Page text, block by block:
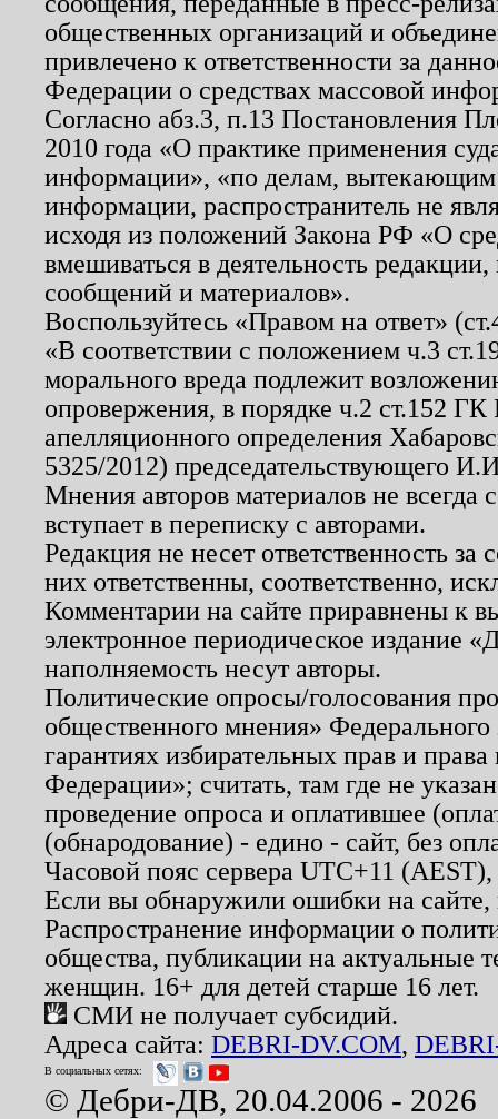
общественных организаций и
привлечено к ответственности за
Федерации о средствах массовой
Согласно абз.3, п.13 Постановления
2010 года «О практике применения
информации», «по делам, вытекающим
информации, распространитель не
исходя из положений Закона РФ «О
вмешиваться в деятельность
сообщений и материалов».
Воспользуйтесь «Правом на ответ»
«В соответствии с положением ч.3
морального вреда подлежит
опровержения, в порядке ч.2 ст.152
апелляционного определения
5325/2012) председательствующего
Мнения авторов материалов не
вступает в переписку с авторами.
Редакция не несет ответственность
них ответственны, соответственно,
Комментарии на сайте приравнены к
электронное периодическое издание
наполняемость несут авторы.
Политические опросы/голосования
общественного мнения»
гарантиях избирательных прав и
Федерации»; считать, там где не
проведение опроса и оплатившее
(обнародование) - едино - сайт, без
Часовой пояс сервера UTC+11
Если вы обнаружили ошибки на
Распространение информации о
общества, публикации на актуальные
женщин. 16+ для детей старше 16 лет.
СМИ не получает субсидий.
Адреса сайта: DEBRI-DV.COM,
В социальных сетях:
© Дебри-ДВ, 20.04.2006 - 2026